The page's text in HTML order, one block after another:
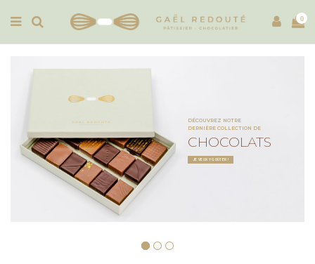
0
DÉCOUVREZ NOTRE
CHOCOLATS
DERNIÈRE COLLECTION DE
JE VEUX Y GOÛTER !